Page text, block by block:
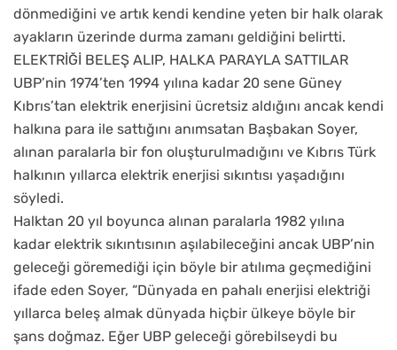
dönmediğini ve artık kendi kendine yeten bir halk olarak
ayakların üzerinde durma zamanı geldiğini belirtti.
ELEKTRİĞİ BELEŞ ALIP, HALKA PARAYLA SATTILAR
UBP’nin 1974’ten 1994 yılına kadar 20 sene Güney
Kıbrıs’tan elektrik enerjisini ücretsiz aldığını ancak kendi
halkına para ile sattığını anımsatan Başbakan Soyer,
alınan paralarla bir fon oluşturulmadığını ve Kıbrıs Türk
halkının yıllarca elektrik enerjisi sıkıntısı yaşadığını
söyledi.
Halktan 20 yıl boyunca alınan paralarla 1982 yılına
kadar elektrik sıkıntısının aşılabileceğini ancak UBP’nin
geleceği göremediği için böyle bir atılıma geçmediğini
ifade eden Soyer, “Dünyada en pahalı enerjisi elektriği
yıllarca beleş almak dünyada hiçbir ülkeye böyle bir
şans doğmaz. Eğer UBP geleceği görebilseydi bu